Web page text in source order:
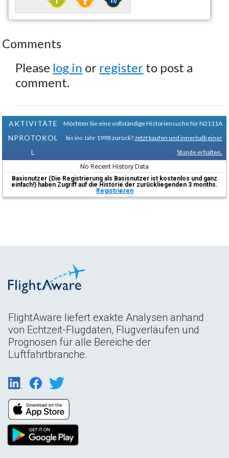
Comments
Please log in or register to post a
comment.
AKTIVITÄTE
NPROTOKOL
L
Möchten Sie eine vollständige Historiensuche für N2111A
bis ins Jahr 1998 zurück?Jetzt kaufen und innerhalb einer
Stunde erhalten.
No Recent History Data
Basisnutzer (Die Registrierung als Basisnutzer ist kostenlos und ganz
einfach!) haben Zugriff auf die Historie der zurückliegenden 3 months.
Registrieren
FlightAware liefert exakte Analysen anhand
von Echtzeit-Flugdaten, Flugverläufen und
Prognosen für alle Bereiche der
Luftfahrtbranche.